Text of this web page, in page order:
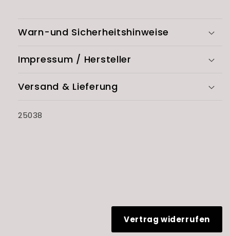
Warn-und Sicherheitshinweise
Impressum / Hersteller
Versand & Lieferung
SKU:
25038
Vertrag widerrufen